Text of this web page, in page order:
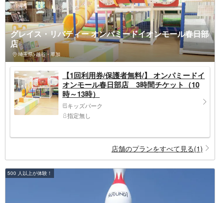
グレイス・リバティー オンパミードイオンモール春日部
店
埼玉県>越谷・草加
【1回利用券/保護者無料/】 オンパミードイ
オンモール春日部店 3時間チケット（10
時～13時）
キッズパーク
指定無し
店舗のプランをすべて見る(1)
500 人以上が体験！